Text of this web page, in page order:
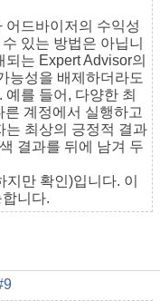
어드바이저의 수익성
있는 방법은 아닙니
는 Expert Advisor의
능성을 배제하더라도
를 들어, 다양한 최
계정에서 실행하고
는 최상의 긍정적 결과
결과를 뒤에 남겨 두
만 확인)입니다. 이
니다.